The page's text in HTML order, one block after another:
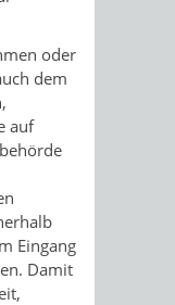
oder
dem
auf
Eingang
Damit